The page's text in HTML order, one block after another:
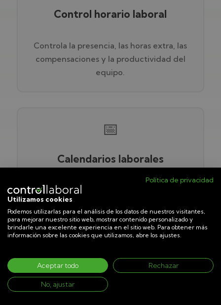
Control horario laboral
Controla la presencia, las horas extra, las
compensaciones y la productividad del
equipo.
📅
Calendarios laborales
Gestiona turnos, vacaciones, festivos,
incidencias y absentismos desde un único
calendario.
📄
Política de privacidad
Utilizamos cookies
Podemos utilizarlas para el análisis de los datos de nuestros visitantes,
para mejorar nuestro sitio web, mostrar contenido personalizado y
brindarle una excelente experiencia en el sitio web. Para obtener más
información sobre las cookies que utilizamos, abre los ajustes.
Aceptar todo Rechazar
No, ajustar